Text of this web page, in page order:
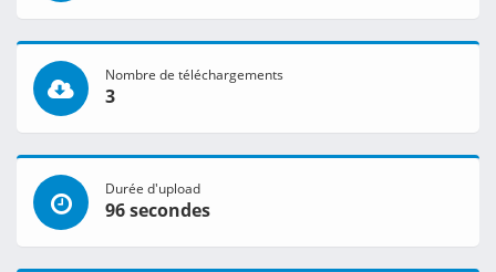
Nombre de téléchargements
3
Durée d'upload
96 secondes